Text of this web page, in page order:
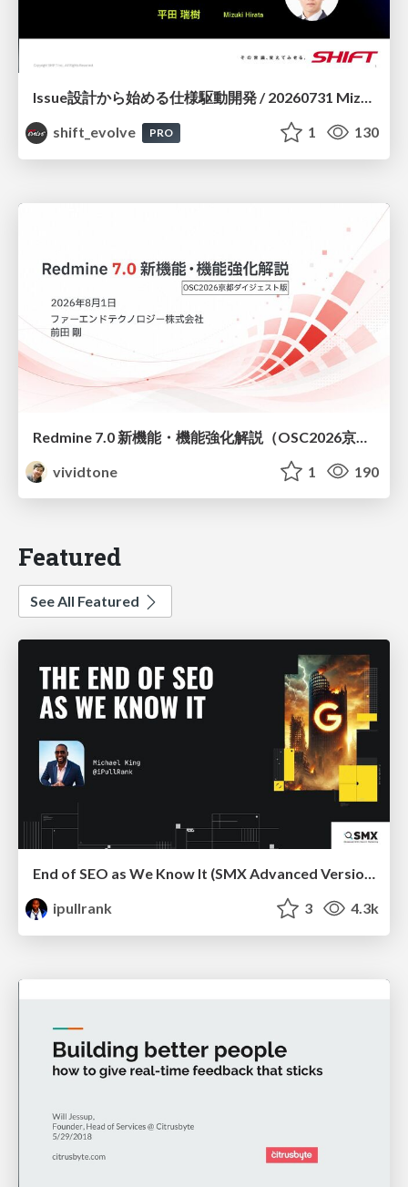
Issue設計から始める仕様駆動開発 / 20260731 Mizuki Hirata
shift_evolve
PRO 1 130
vividtone
1 190
Featured
See All Featured
End of SEO as We Know It (SMX Advanced Version)
ipullrank
3 4.3k